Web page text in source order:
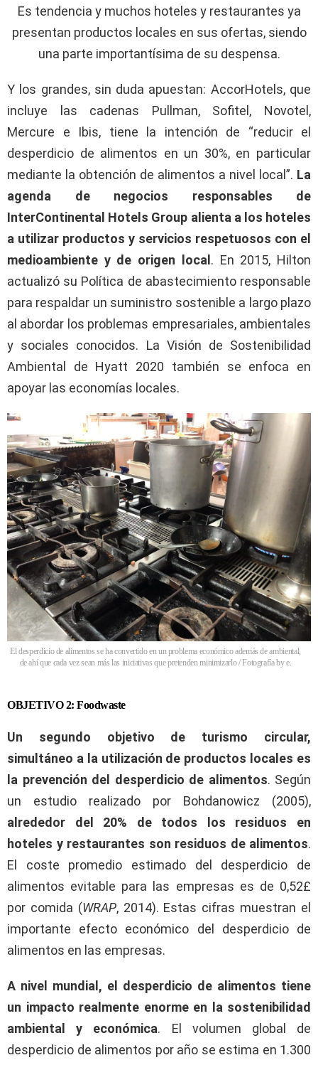
Es tendencia y muchos hoteles y restaurantes ya
presentan productos locales en sus ofertas, siendo
una parte importantísima de su despensa.
Y los grandes, sin duda apuestan: AccorHotels, que
incluye las cadenas Pullman, Sofitel, Novotel,
Mercure e Ibis, tiene la intención de “reducir el
desperdicio de alimentos en un 30%, en particular
mediante la obtención de alimentos a nivel local”. La
agenda de negocios responsables de
InterContinental Hotels Group alienta a los hoteles
a utilizar productos y servicios respetuosos con el
medioambiente y de origen local . En 2015, Hilton
actualizó su Política de abastecimiento responsable
para respaldar un suministro sostenible a largo plazo
al abordar los problemas empresariales, ambientales
y sociales conocidos. La Visión de Sostenibilidad
Ambiental de Hyatt 2020 también se enfoca en
apoyar las economías locales.
El desperdicio de alimentos se ha convertido en un problema económico además de ambiental,
de ahí que cada vez sean más las iniciativas que pretenden minimizarlo / Fotografía by e.
OBJETIVO 2: Foodwaste
Un segundo objetivo de turismo circular,
simultáneo a la utilización de productos locales es
la prevención del desperdicio de alimentos. Según
un estudio realizado por Bohdanowicz (2005),
alrededor del 20% de todos los residuos en
hoteles y restaurantes son residuos de alimentos.
El coste promedio estimado del desperdicio de
alimentos evitable para las empresas es de 0,52£
por comida (WRAP, 2014). Estas cifras muestran el
importante efecto económico del desperdicio de
alimentos en las empresas.
A nivel mundial, el desperdicio de alimentos tiene
un impacto realmente enorme en la sostenibilidad
ambiental y económica. El volumen global de
desperdicio de alimentos por año se estima en 1.300